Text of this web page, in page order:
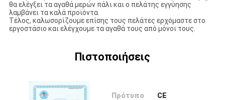
ΠΟΙΟΤΙΚΌΣ
ΈΛΕΓΧΟΣ
θα ελέγξει τα αγαθά μερών πάλι και ο πελάτης εγγύησης
λαμβάνει τα καλά προϊόντα.
Τέλος, καλωσορίζουμε επίσης τους πελάτες ερχόμαστε στο
εργοστάσιο και ελέγχουμε τα αγαθά τους από μόνοι τους.
Πιστοποιήσεις
Πρότυπο
CE